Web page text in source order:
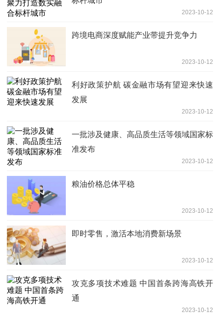
2023-10-12
跨境电商深度赋能产业带提升竞争力
2023-10-12
利好政策护航 碳金融市场有望迎来快速
发展
2023-10-12
一批涉及健康、高品质生活等领域国家标
准发布
2023-10-12
粮油价格总体平稳
2023-10-12
即时零售，激活本地消费新场景
2023-10-12
攻克多项技术难题 中国首条跨海高铁开
通
2023-10-12